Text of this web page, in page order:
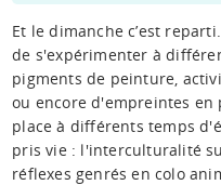
Et le dimanche c’est
de s'expérimenter à
pigments de peinture,
ou encore d'empreintes en
place à différents temps
pris vie : l'interculturalité
réflexes genrés en colo